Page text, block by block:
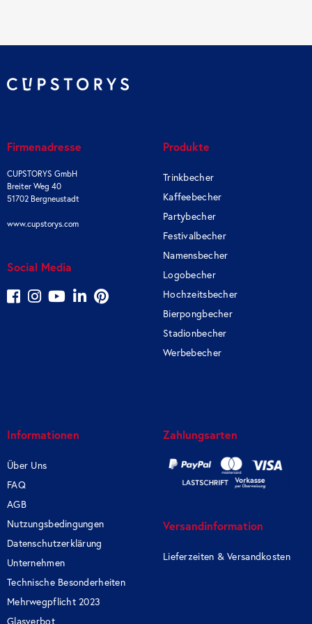
Firmenadresse
CUPSTORYS GmbH
Breiter Weg 40
51702 Bergneustadt
www.cupstorys.com
Social Media
Produkte
Trinkbecher
Kaffeebecher
Partybecher
Festivalbecher
Namensbecher
Logobecher
Hochzeitsbecher
Bierpongbecher
Stadionbecher
Werbebecher
Informationen
Über Uns
FAQ
AGB
Nutzungsbedingungen
Datenschutzerklärung
Unternehmen
Technische Besonderheiten
Mehrwegpflicht 2023
Glasverbot
Zahlungsarten
Versandinformation
Lieferzeiten & Versandkosten